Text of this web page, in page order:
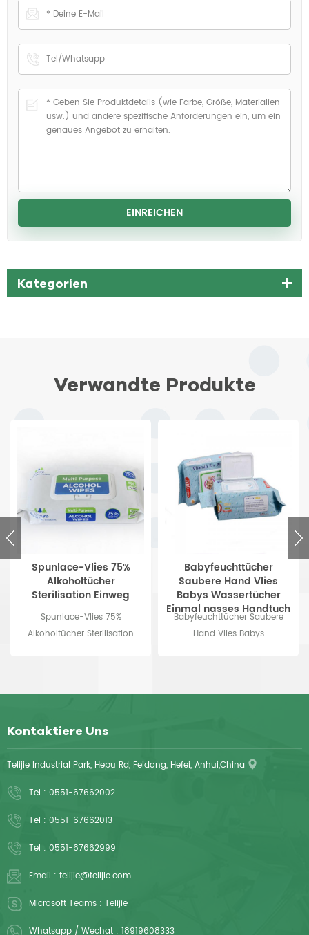
Kategorien
Verwandte Produkte
Spunlace-Vlies 75%
Alkoholtücher
Sterilisation Einweg
Spunlace-Vlies 75%
Alkoholtücher Sterilisation
Babyfeuchttücher
Saubere Hand Vlies
Babys Wassertücher
Einmal nasses Handtuch
Babyfeuchttücher Saubere
Hand Vlies Babys
Kontaktiere Uns
Telijie Industrial Park, Hepu Rd, Feidong, Hefei, Anhui,China
Tel : 0551-67662002
Tel : 0551-67662013
Tel : 0551-67662999
Email : telijie@telijie.com
Microsoft Teams : Telijie
Whatsapp / Wechat : 18919608333